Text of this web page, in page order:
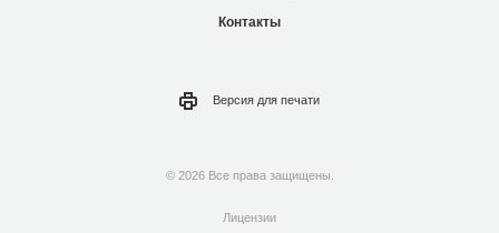
Контакты
Версия для печати
© 2026 Все права защищены.
Лицензии